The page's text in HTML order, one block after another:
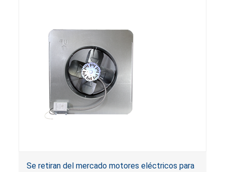
Se retiran del mercado motores eléctricos para